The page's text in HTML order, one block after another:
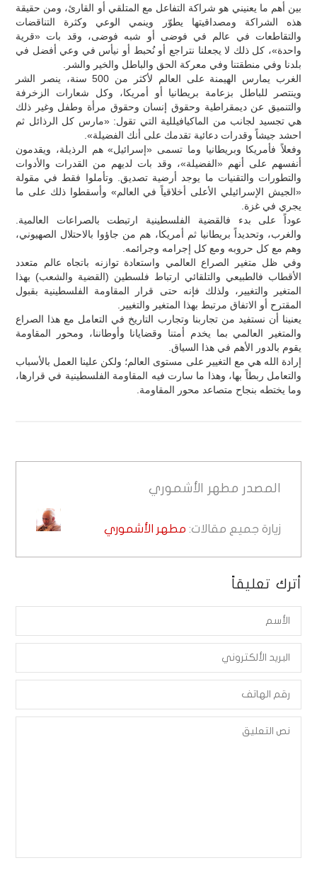
بين أهم ما يعنيني هو شراكة التفاعل مع المتلقي أو القارئ، ومن حقيقة
هذه الشراكة ومصداقيتها يطوّر وينمي الوعي وكثرة التناقضات
والتقاطعات في عالم في فوضى أو شبه فوضى، وقد بات «قرية
واحدة»، كل ذلك لا يجعلنا نتراجع أو نُحبط أو نيأس في وعي أفضل في
بلدنا وفي منطقتنا وفي معركة الحق والباطل والخير والشر.
الغرب يمارس الهيمنة على العالم لأكثر من 500 سنة، ينصر الشر
وينتصر للباطل بزعامة بريطانيا أو أمريكا، وكل شعارات الزخرفة
والتنميق عن ديمقراطية وحقوق إنسان وحقوق مرأة وطفل وغير ذلك
هي تجسيد لجانب من الماكيافيللية التي تقول: «مارس كل الرذائل ثم
احشد جيشاً وقدرات دعائية تقدمك على أنك الفضيلة».
وفعلاً فأمريكا وبريطانيا وما تسمى «إسرائيل» هم الرذيلة، ويقدمون
أنفسهم على أنهم «الفضيلة»، وقد بات لديهم من القدرات والأدوات
والتطورات والتقنيات ما يوجد أرضية تصديق. وتأملوا فقط في مقولة
«الجيش الإسرائيلي الأعلى أخلاقياً في العالم» وأسقطوا ذلك على ما
يجري في غزة.
عوداً على بدء فالقضية الفلسطينية ارتبطت بالصراعات العالمية.
والغرب، وتحديداً بريطانيا ثم أمريكا، هم من جاؤوا بالاحتلال الصهيوني،
وهم مع كل حروبه ومع كل إجرامه وجرائمه.
وفي ظل متغير الصراع العالمي واستعادة توازنه باتجاه عالم متعدد
الأقطاب فالطبيعي والتلقائي ارتباط فلسطين (القضية والشعب) بهذا
المتغير والتغيير، ولذلك فإنه حتى قرار المقاومة الفلسطينية بقبول
المقترح أو الاتفاق مرتبط بهذا المتغير والتغيير.
يعنينا أن نستفيد من تجاربنا وتجارب التاريخ في التعامل مع هذا الصراع
والمتغير العالمي بما يخدم أمتنا وقضايانا وأوطاننا، ومحور المقاومة
يقوم بالدور الأهم في هذا السياق.
إرادة الله هي مع التغيير على مستوى العالم؛ ولكن علينا العمل بالأسباب
والتعامل ربطاً بها، وهذا ما سارت فيه المقاومة الفلسطينية في قرارها،
وما يختطه بنجاح متصاعد محور المقاومة.
المصدر مطهر الأشموري
زيارة جميع مقالات: مطهر الأشموري
أترك تعليقاً